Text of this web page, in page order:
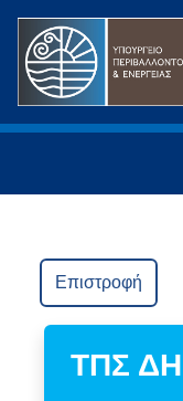
Επιστροφή
ΤΠΣ